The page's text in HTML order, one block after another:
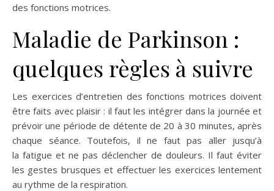
des fonctions motrices.
Maladie de Parkinson :
quelques règles à suivre
Les exercices d’entretien des fonctions motrices doivent
être faits avec plaisir : il faut les intégrer dans la journée et
prévoir une période de détente de 20 à 30 minutes, après
chaque séance. Toutefois, il ne faut pas aller jusqu’à
la fatigue et ne pas déclencher de douleurs. Il faut éviter
les gestes brusques et effectuer les exercices lentement
au rythme de la respiration.